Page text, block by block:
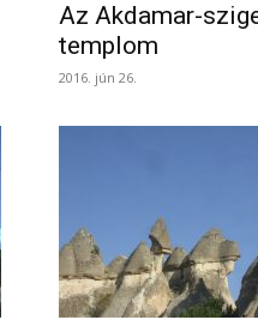
Az Akdamar-
templom
2016. jún 26.